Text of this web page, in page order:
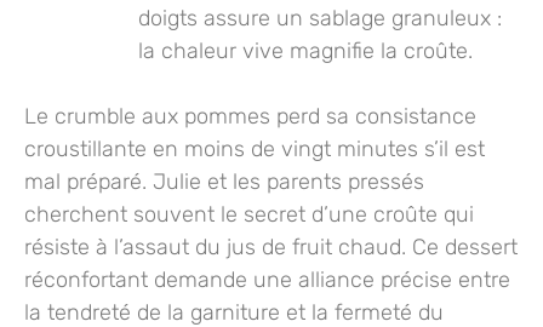
doigts assure un sablage granuleux :
la chaleur vive magnifie la croûte.
Le crumble aux pommes perd sa consistance
croustillante en moins de vingt minutes s’il est
mal préparé. Julie et les parents pressés
cherchent souvent le secret d’une croûte qui
résiste à l’assaut du jus de fruit chaud. Ce dessert
réconfortant demande une alliance précise entre
la tendreté de la garniture et la fermeté du